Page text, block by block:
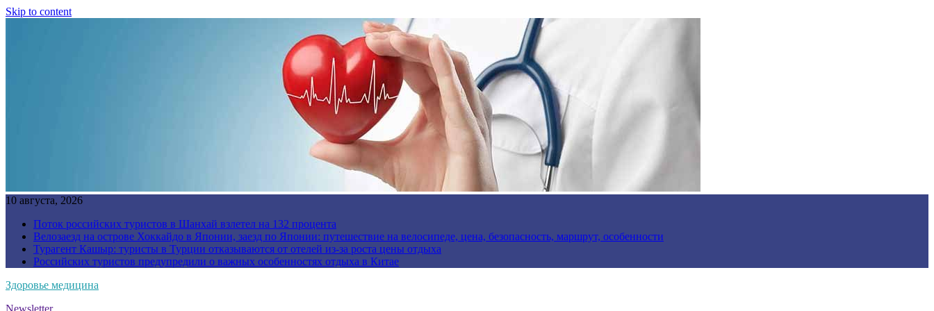
Skip to content
10 августа, 2026
Поток российских туристов в Шанхай взлетел на 132 процента
Велозаезд на острове Хоккайдо в Японии, заезд по Японии: путешествие на велосипеде, цена, безопасность, маршрут, особенности
Турагент Кашыр: туристы в Турции отказываются от отелей из-за роста цены отдыха
Российских туристов предупредили о важных особенностях отдыха в Китае
Здоровье медицина
Newsletter